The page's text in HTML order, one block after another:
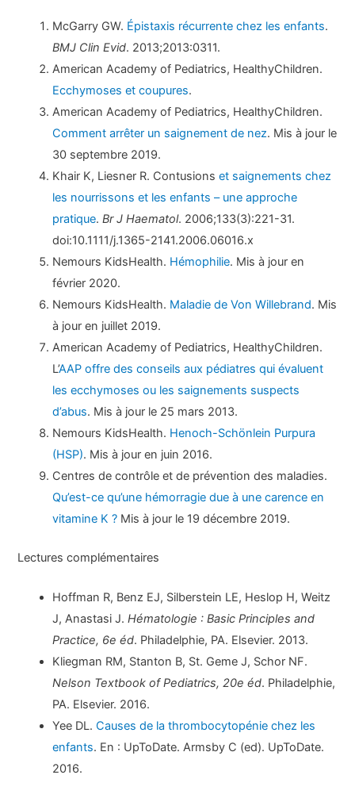
McGarry GW. Épistaxis récurrente chez les enfants.
BMJ Clin Evid. 2013;2013:0311.
American Academy of Pediatrics, HealthyChildren.
Ecchymoses et coupures.
American Academy of Pediatrics, HealthyChildren.
Comment arrêter un saignement de nez. Mis à jour le
30 septembre 2019.
Khair K, Liesner R. Contusionset saignements chez
les nourrissons et les enfants – une approche
pratique.Br J Haematol. 2006;133(3):221-31.
doi:10.1111/j.1365-2141.2006.06016.x
Nemours KidsHealth. Hémophilie. Mis à jour en
février 2020.
Nemours KidsHealth. Maladie de Von Willebrand. Mis
à jour en juillet 2019.
American Academy of Pediatrics, HealthyChildren.
L’AAP offre des conseils aux pédiatres qui évaluent
les ecchymoses ou les saignements suspects
d’abus. Mis à jour le 25 mars 2013.
Nemours KidsHealth. Henoch-Schönlein Purpura
(HSP). Mis à jour en juin 2016.
Centres de contrôle et de prévention des maladies.
Qu’est-ce qu’une hémorragie due à une carence en
vitamine K ? Mis à jour le 19 décembre 2019.
Lectures complémentaires
Hoffman R, Benz EJ, Silberstein LE, Heslop H, Weitz
J, Anastasi J.Hématologie : Basic Principles and
Practice, 6e éd. Philadelphie, PA. Elsevier. 2013.
Kliegman RM, Stanton B, St. Geme J, Schor NF.
Nelson Textbook of Pediatrics, 20e éd. Philadelphie,
PA. Elsevier. 2016.
Yee DL.Causes de la thrombocytopénie chez les
enfants. En : UpToDate. Armsby C (ed). UpToDate.
2016.